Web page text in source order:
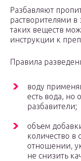
Разбавляют
растворителями в
таких веществ
инструкции к
Правила
воду
есть вода, но
разбавители;
объем
количество
отношении,
не снизить